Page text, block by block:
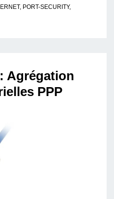
, PORT-SECURITY,
Agrégation
PPP